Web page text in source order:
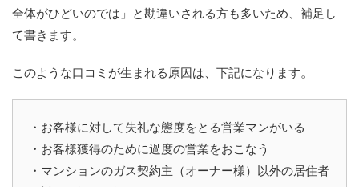
全体がひどいのでは」と勘違いされる方も多いため、補足し
て書きます。
このような口コミが生まれる原因は、下記になります。
・お客様に対して失礼な態度をとる営業マンがいる
・お客様獲得のために過度の営業をおこなう
・マンションのガス契約主（オーナー様）以外の居住者